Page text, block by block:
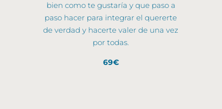
bien como te gustaría y que paso a
paso hacer para integrar el quererte
de verdad y hacerte valer de una vez
por todas.
69€